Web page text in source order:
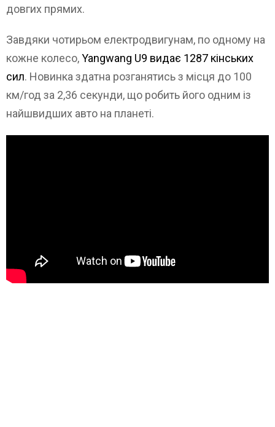
довгих прямих.
Завдяки чотирьом електродвигунам, по одному на
кожне колесо,Yangwang U9 видає 1287 кінських
сил. Новинка здатна розганятись з місця до 100
км/год за 2,36 секунди, що робить його одним із
найшвидших авто на планеті.